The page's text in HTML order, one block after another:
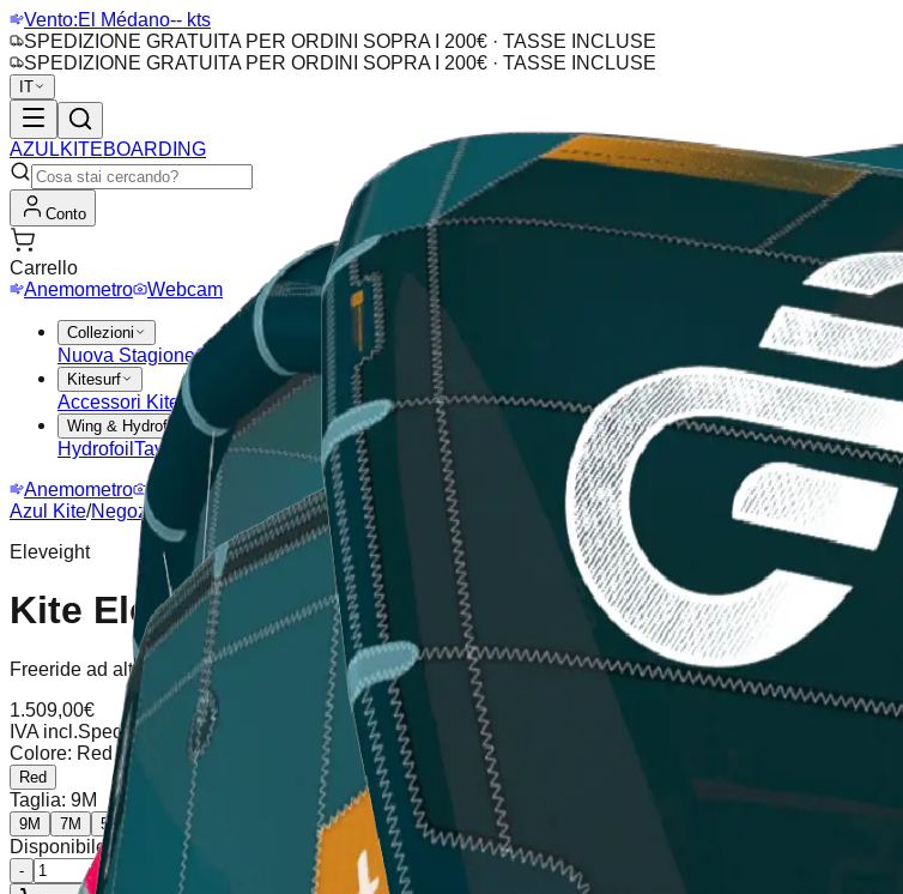
Vento:El Médano-- kts
SPEDIZIONE GRATUITA PER ORDINI SOPRA I 200€ · TASSE INCLUSE
SPEDIZIONE GRATUITA PER ORDINI SOPRA I 200€ · TASSE INCLUSE
IT
AZULKITEBOARDING
Conto
Carrello
Anemometro
Webcam
Collezioni
Nuova StagioneOutlet Offerte
Kitesurf
Accessori KiteBarre Aquiloni Tavole KitesurfPads & Cinghie
Wing & Hydrofoil
Hydrofoil Tavole WingAli
Anemometro
Webcam
Azul Kite/Negozio
Kite Eleveight RSV8
Eleveight
Kite Eleveight RSV8
Freeride ad alte prestazioniVersatile con un'enorme gamma di vento per tutti gli stili di
1.509,00€
IVA incl.Spedizione calcolata al checkout
Colore: Red
Red
Taglia: 9M
9M 7M 5M
Disponibile (6 unità), spedizione in 2-5 giorni
-